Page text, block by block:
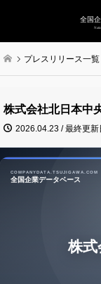
プレスリリース一覧
株式会社北日本中
2026.04.23 / 最終更